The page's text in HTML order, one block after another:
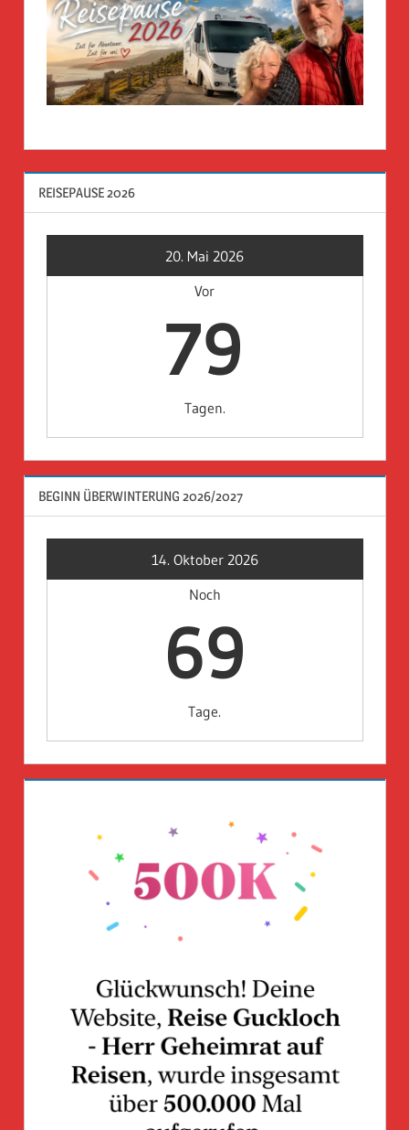
REISEPAUSE 2026
20. Mai 2026
Vor
79
Tagen.
BEGINN ÜBERWINTERUNG 2026/2027
14. Oktober 2026
Noch
69
Tage.